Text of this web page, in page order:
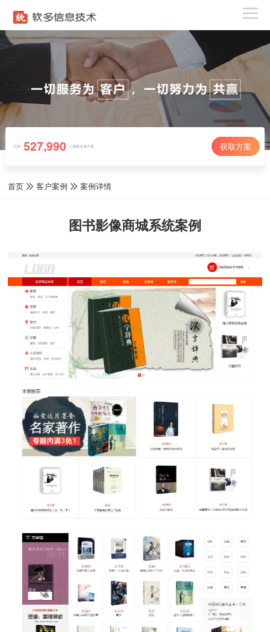
已有 527,990 人领取专属方案 获取方案
首页 客户案例 案例详情
图书影像商城系统案例